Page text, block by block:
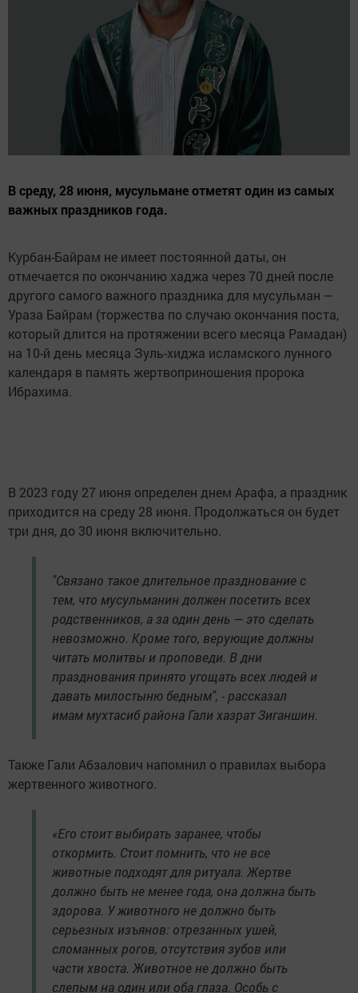
В среду, 28 июня, мусульмане отметят один из самых
важных праздников года.
Курбан-Байрам не имеет постоянной даты, он
отмечается по окончанию хаджа через 70 дней после
другого самого важного праздника для мусульман –
Ураза Байрам (торжества по случаю окончания поста,
который длится на протяжении всего месяца Рамадан)
на 10-й день месяца Зуль-хиджа исламского лунного
календаря в память жертвоприношения пророка
Ибрахима.
В 2023 году 27 июня определен днем Арафа, а праздник
приходится на среду 28 июня. Продолжаться он будет
три дня, до 30 июня включительно.
"Связано такое длительное празднование с
тем, что мусульманин должен посетить всех
родственников, а за один день — это сделать
невозможно. Кроме того, верующие должны
читать молитвы и проповеди. В дни
празднования принято угощать всех людей и
давать милостыню бедным", - рассказал
имам мухтасиб района Гали хазрат Зиганшин.
Также Гали Абзалович напомнил о правилах выбора
жертвенного животного.
«Его стоит выбирать заранее, чтобы
откормить. Стоит помнить, что не все
животные подходят для ритуала. Жертве
должно быть не менее года, она должна быть
здорова. У животного не должно быть
серьезных изъянов: отрезанных ушей,
сломанных рогов, отсутствия зубов или
части хвоста. Животное не должно быть
слепым на один или оба глаза. Особь с